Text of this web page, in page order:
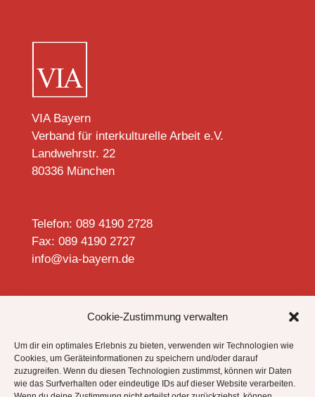
Cookie-Zustimmung verwalten
Um dir ein optimales Erlebnis zu bieten, verwenden wir Technologien wie
Cookies, um Geräteinformationen zu speichern und/oder darauf
zuzugreifen. Wenn du diesen Technologien zustimmst, können wir Daten
wie das Surfverhalten oder eindeutige IDs auf dieser Website verarbeiten.
VIA Bayern
Verband für interkulturelle Arbeit e.V.
Landwehrstr. 22
80336 München
Telefon: 089 4190 2728
Fax: 089 4190 2727
info@via-bayern.de
Datenschutzhinweise